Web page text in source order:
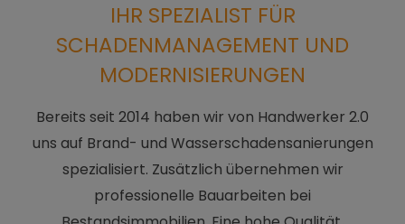
IHR SPEZIALIST FÜR
SCHADENMANAGEMENT UND
MODERNISIERUNGEN
Bereits seit 2014 haben wir von Handwerker 2.0
uns auf Brand- und Wasserschadensanierungen
spezialisiert. Zusätzlich übernehmen wir
professionelle Bauarbeiten bei